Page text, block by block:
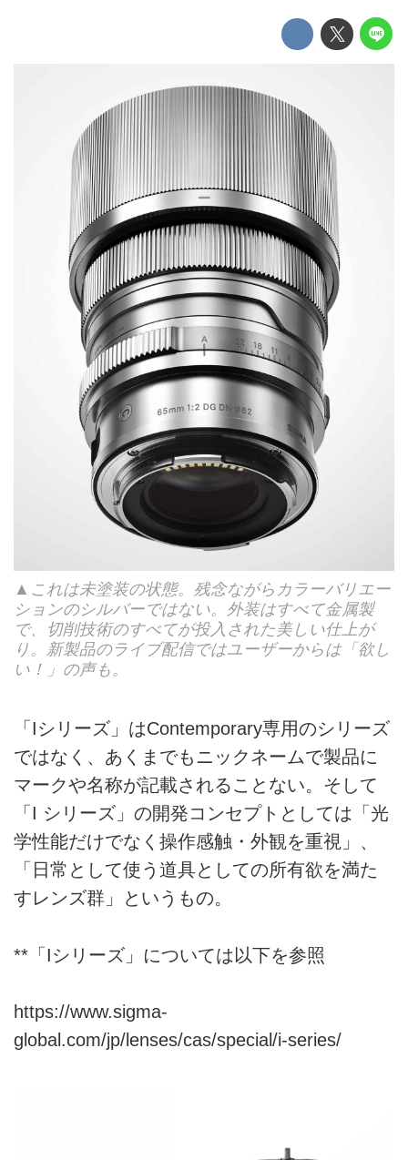
▲これは未塗装の状態。残念ながらカラーバリエー
ションのシルバーではない。外装はすべて金属製
で、切削技術のすべてが投入された美しい仕上が
り。新製品のライブ配信ではユーザーからは「欲し
い！」の声も。
「Iシリーズ」はContemporary専用のシリーズ
ではなく、あくまでもニックネームで製品に
マークや名称が記載されることない。そして
「I シリーズ」の開発コンセプトとしては「光
学性能だけでなく操作感触・外観を重視」、
「日常として使う道具としての所有欲を満た
すレンズ群」というもの。
**「Iシリーズ」については以下を参照
https://www.sigma-
global.com/jp/lenses/cas/special/i-series/